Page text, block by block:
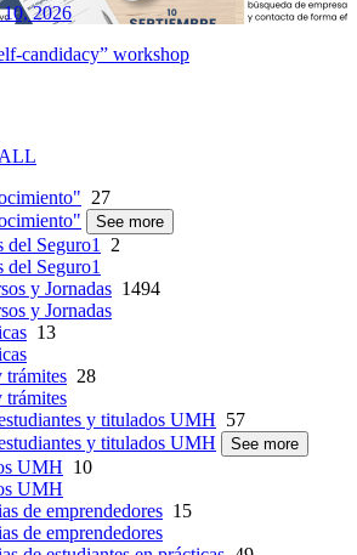
10, 2026
candidacy” workshop
27
See more
del Seguro1 2
del Seguro1
y Jornadas 1494
y Jornadas
13
trámites 28
trámites
y titulados UMH 57
y titulados UMH
See more
UMH 10
UMH
de emprendedores 15
de emprendedores